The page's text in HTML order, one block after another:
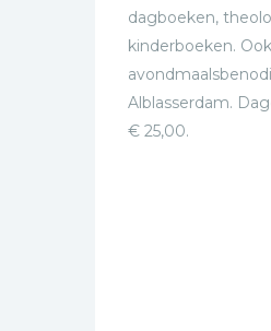
dagboeken,
kinderboeken.
Alblasserdam.
€ 25,00.